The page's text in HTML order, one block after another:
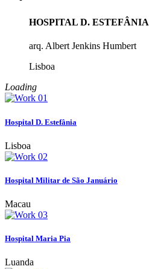
HOSPITAL D. ESTEFÂNIA
arq. Albert Jenkins Humbert
Lisboa
Loading
Hospital D. Estefânia
Lisboa
Hospital Militar de São Januário
Macau
Hospital Maria Pia
Luanda